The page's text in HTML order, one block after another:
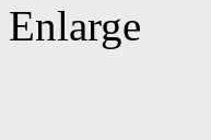
Enlarge